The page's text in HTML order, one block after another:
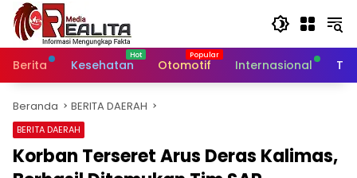
Langsung
konten
Berita
Kesehatan Otomotif Internasional
Beranda BERITA DAERAH
BERITA DAERAH
Korban Terseret Arus Deras Kalimas,